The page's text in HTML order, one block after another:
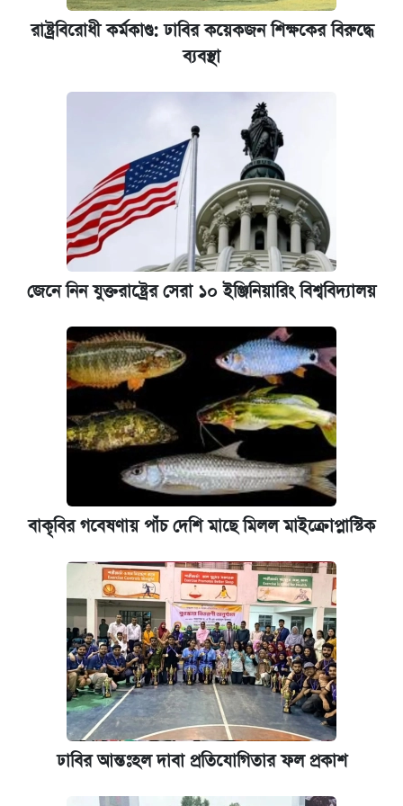
কেমব্রিজ বিশ্ববিদ্যালয়ের এমবিএ স্কলারশিপে
রাষ্ট্রবিরোধী কর্মকাণ্ড: ঢাবির কয়েকজন শিক্ষকের বিরুদ্ধে
ব্যবস্থা
জেনে নিন যুক্তরাষ্ট্রের সেরা ১০ ইঞ্জিনিয়ারিং বিশ্ববিদ্যালয়
বাকৃবির গবেষণায় পাঁচ দেশি মাছে মিলল মাইক্রোপ্লাস্টিক
ঢাবির আন্তঃহল দাবা প্রতিযোগিতার ফল প্রকাশ